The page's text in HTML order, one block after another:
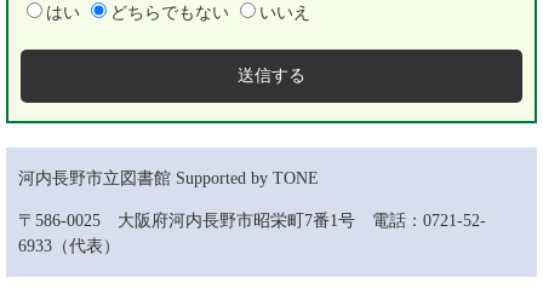
はい
どちらでもない いいえ
河内長野市立図書館 Supported by TONE
〒586-0025 大阪府河内長野市昭栄町7番1号 電話：0721-52-
6933（代表）